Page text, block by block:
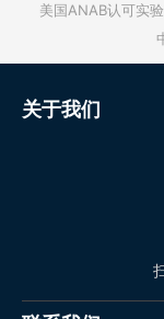
美国ANAB认可实
关于我们